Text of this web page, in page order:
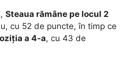
Steaua rămâne pe locul 2
cu 52 de puncte, în timp ce
a 4-a, cu 43 de